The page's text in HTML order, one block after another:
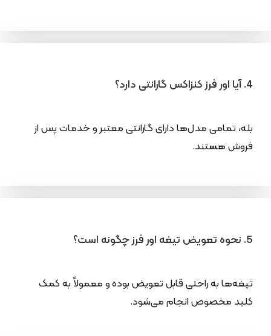
4. آیا اور فرز کنزاکس گارانتی دارد؟
بله، تمامی مدل‌ها دارای گارانتی معتبر و خدمات پس از
فروش هستند.
5. نحوه تعویض تیغه اور فرز چگونه است؟
تیغه‌ها به راحتی قابل تعویض بوده و معمولاً به کمک
کلید مخصوص انجام می‌شود.